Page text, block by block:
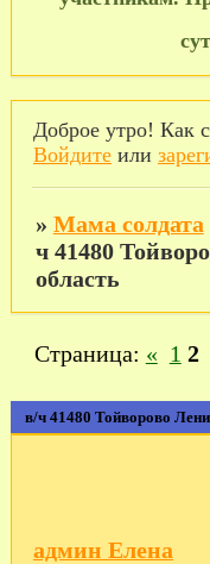
Доброе утро! Как
Войдитеили
» Мама солдата
ч 41480
область
в/ч 41480 Тойворово
Страница: « 1 2
админ Елена